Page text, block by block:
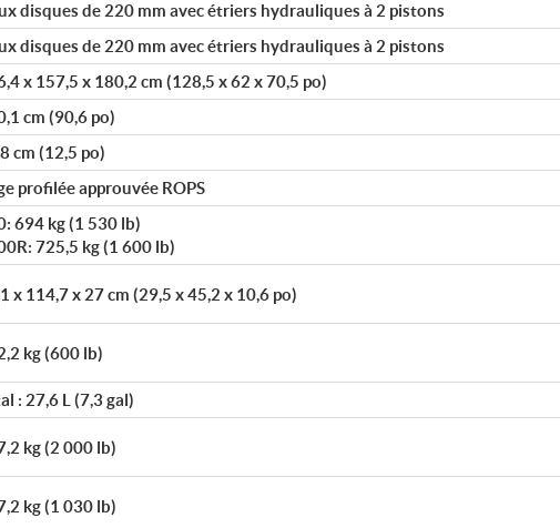
disques de 220 mm avec étriers hydrauliques à 2 pistons
disques de 220 mm avec étriers hydrauliques à 2 pistons
x 157,5 x 180,2 cm (128,5 x 62 x 70,5 po)
cm (90,6 po)
cm (12,5 po)
profilée approuvée ROPS
694 kg (1 530 lb)
725,5 kg (1 600 lb)
x 114,7 x 27 cm (29,5 x 45,2 x 10,6 po)
kg (600 lb)
: 27,6 L (7,3 gal)
kg (2 000 lb)
kg (1 030 lb)